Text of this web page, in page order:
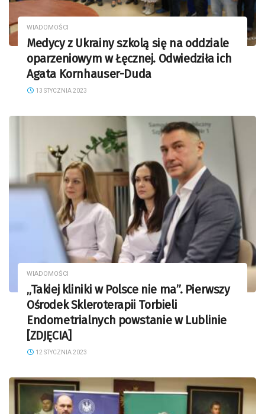
WIADOMOŚCI
Medycy z Ukrainy szkolą się na oddziale
oparzeniowym w Łęcznej. Odwiedziła ich
Agata Kornhauser-Duda
13 STYCZNIA 2023
WIADOMOŚCI
„Takiej kliniki w Polsce nie ma”. Pierwszy
Ośrodek Skleroterapii Torbieli
Endometrialnych powstanie w Lublinie
[ZDJĘCIA]
12 STYCZNIA 2023